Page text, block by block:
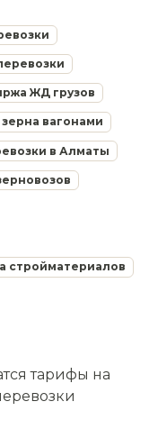
ЖД грузов
вагонами
в Алматы
стройматериалов
тарифы на